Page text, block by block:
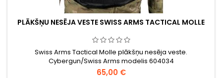
PLĀKŠŅU NESĒJA VESTE SWISS ARMS TACTICAL MOLLE
Swiss Arms Tactical Molle plākšņu nesēja veste.
Cybergun/Swiss Arms modelis 604034
65,00 €